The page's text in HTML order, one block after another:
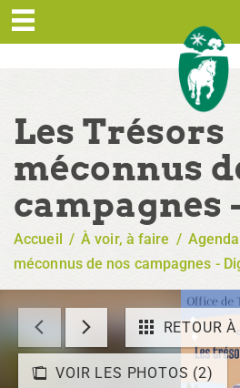
Les Trésors
méconnus
campagnes
Accueil / À voir, à faire / Agenda
méconnus de nos campagnes -
RETOUR
VOIR LES PHOTOS (2)